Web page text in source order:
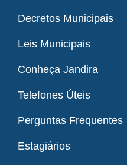
Decretos Municipais
Leis Municipais
Conheça Jandira
Telefones Úteis
Perguntas Frequentes
Estagiários